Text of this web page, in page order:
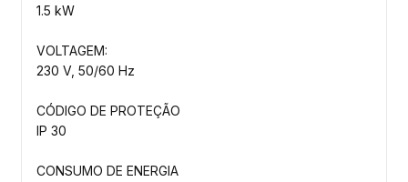
1.5 kW
VOLTAGEM:
230 V, 50/60 Hz
CÓDIGO DE PROTEÇÃO
IP 30
CONSUMO DE ENERGIA